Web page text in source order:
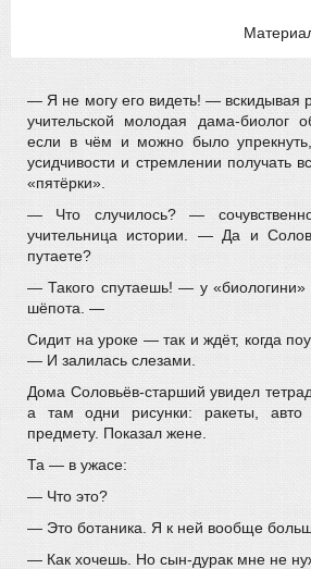
— Я не могу его видеть! — вскидывая
учительской молодая дама-биолог
если в чём и можно было
усидчивости и стремлении получать
«пятёрки».
— Что случилось? — сочувственно
учительница истории. — Да и
путаете?
— Такого спутаешь! — у «биологини»
шёпота. —
Сидит на уроке — так и ждёт, когда
— И залилась слезами.
Дома Соловьёв-старший увидел
а там одни рисунки: ракеты,
предмету. Показал жене.
Та — в ужасе:
— Что это?
— Это ботаника. Я к ней вообще
— Как хочешь. Но сын-дурак мне не